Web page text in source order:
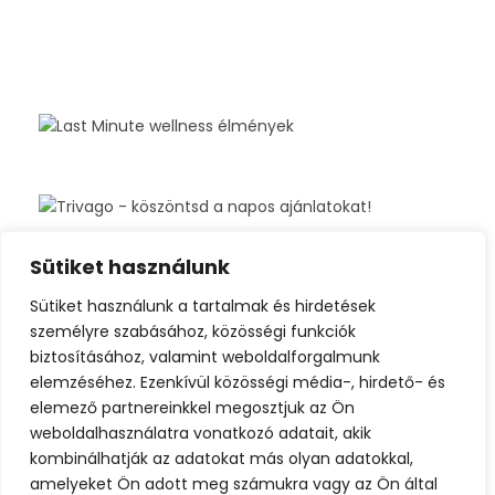
Sütiket használunk
Sütiket használunk a tartalmak és hirdetések
személyre szabásához, közösségi funkciók
biztosításához, valamint weboldalforgalmunk
elemzéséhez. Ezenkívül közösségi média-, hirdető- és
elemező partnereinkkel megosztjuk az Ön
weboldalhasználatra vonatkozó adatait, akik
kombinálhatják az adatokat más olyan adatokkal,
amelyeket Ön adott meg számukra vagy az Ön által